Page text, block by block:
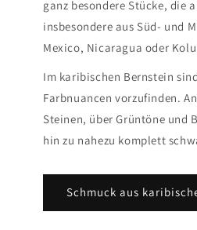
ganz besondere Stücke, die
insbesondere aus Süd- und
Mexico, Nicaragua oder
Im karibischen Bernstein
Farbnuancen vorzufinden.
Steinen, über Grüntöne und
hin zu nahezu komplett
Schmuck aus